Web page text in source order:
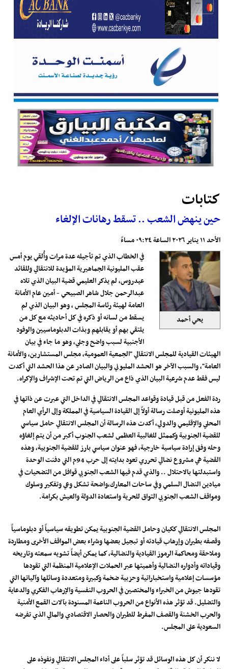
كتابات
حين ينهض الشعب .. تسقط رهانات الإلغاء
الأحد ١١ يناير ٢٠٢٦ الساعة ٠٩:٢٤ مساءً
يحي أحمد
في الخطاب الذي تم تأجيله عدة مرات وأُلقي يوم أمس
عقب المليونية الجماهيرية المؤيدة للانتقالي وللقائد
عيدروس، لم يذكر العليمي قضية البيان الذي تلاه
عبدالرحمن جلال شاهر الصبيحي - أمين عام الأمانة
العامة لهيئة رئاسة المجلس ، وهو البيان الذي لم
يسقط من لسانه أو ذكره في كل أحاديثه مع كل من
يلتقي بهم أو يقابلهم وبذات الدبلوماسيين والوفود
الأجنبية لسبب واضح وجلي، وهو ما جاء في بيان
الهيئات القيادية للمجلس الانتقالي "الجمعية العمومية، مجلس المستشارين، والأمانة
العامة"، والسبب الآخر هو الحشد المليوني والبيان الصادر عن هذا الحشد التي أكدت
ليس فقط عدم شرعية البيان الذي ذاع من الرياض التي تم تحت الإشراف والإكراه.
ردة الفعل من قبل قيادة وقواعد المجلس الانتقالي في الداخل التي عبرت عن ذاتها في
هذه المليونية أوصلت رسالة أولاً إلى القيادة السياسية في المملكة وإلى الرأي العام
المحلي والإقليمي والدولي، أكدت هذه الرسالة أن المجلس الانتقالي حامل سياسي
للقضية الجنوبية وكممثل للغالبية العظمى لشعب الجنوب أكبر من أن يتم إلغاؤه
وحله وفق إرادة سياسية خارجية، فهو عنوان سياسي بارز للقضية الجنوبية، وهذه
القضية هي مشروع نضالي تحرري تعود بدايته إلى حرب 94م التي دفنت الوحدة
واستبدلتها بالاحتلال .. والذي قدم فيها الشعب الجنوبي قوافل من التضحيات في
ميادين النضال السلمي وفي ساحات المعارك،واضحة تشكل وعي وتفكير وسلوك
ومواقف الشعب الجنوبي التواق للحرية واستعادة الدولة والعيش بكرامة.
المجلس الانتقالي ككيان وحامل القضية الجنوبية يمكن تطويقه سياسياً أو دبلوماسياً
وقصفه بطيران وإرهاب قيادته أو تبجيل بعضها وشراء بعض المواقف الأخرى ومطاردة
وملاحقة ومحاكمة الرموز القيادية والنضالية، كما يمكن أيضاً تشويه سمعته وتاريخه
وقياداته وأدواره النضالية وأهميتها عبر الحملات الإعلامية المنظمة التي تقودها
مؤسسات إعلامية واستخباراتية وحزبية ضخمة وكبيرة ومتعددة وسائلها وآلياتها التي
تقودها جيوش من الخبراء والمختصين في الحروب النفسية والإرهاب الفكري والدعاية
والتضليل. قد تؤثر هذه الأنواع من الحروب الناعمة المسنودة بآلات القمع الأمنية
والحرب الخشنة والقصف المفرط للطيران والحصار الاقتصادي والمالي الذي تفرضه
السعودية على المجلس.
لا ننكر أن كل هذه الوسائل قد تؤثر سلباً على أداء المجلس الانتقالي ونفوذه على